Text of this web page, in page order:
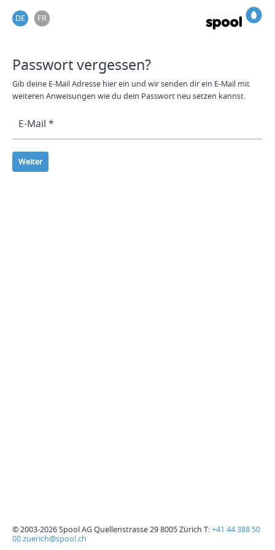
DE FR
Passwort vergessen?
Gib deine E-Mail Adresse hier ein und wir senden dir ein E-Mail mit
weiteren Anweisungen wie du dein Passwort neu setzen kannst.
E-Mail
Weiter
© 2003-2026 Spool AG Quellenstrasse 29 8005 Zürich T:+41 44 388 50
00zuerich@spool.ch